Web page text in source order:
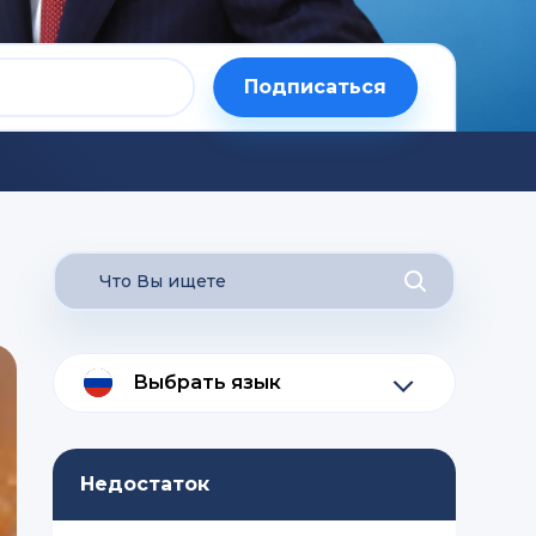
Подписаться
Выбрать язык
Недостаток